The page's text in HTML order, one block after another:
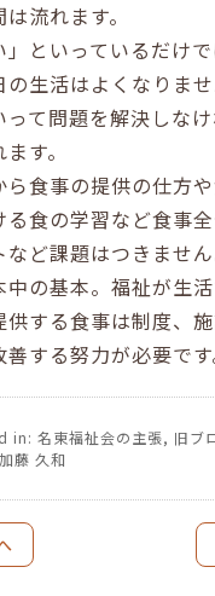
流れます。
」といっているだけ
生活はよくなりま
って問題を解決しな
す。
ら食事の提供の仕方
る食の学習など食事
など課題はつきませ
中の基本。福祉が生
供する食事は制度、
する努力が必要です
in:名東福祉会の主張, 旧ブ
藤 久和